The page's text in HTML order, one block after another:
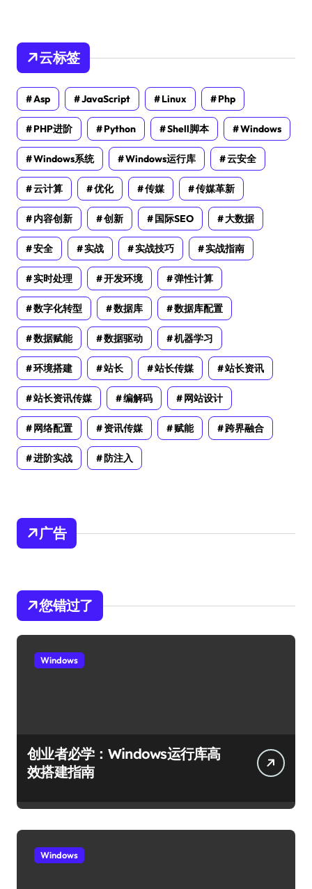
云标签
Asp JavaScript Linux Php
PHP进阶 Python Shell脚本 Windows
Windows系统 Windows运行库 云安全
云计算 优化 传媒 传媒革新
内容创新 创新 国际SEO 大数据
安全 实战 实战技巧 实战指南
实时处理 开发环境 弹性计算
数字化转型 数据库 数据库配置
数据赋能 数据驱动 机器学习
环境搭建 站长 站长传媒 站长资讯
站长资讯传媒 编解码 网站设计
网络配置 资讯传媒 赋能 跨界融合
进阶实战 防注入
广告
您错过了
Windows
创业者必学：Windows运行库高
效搭建指南
Windows